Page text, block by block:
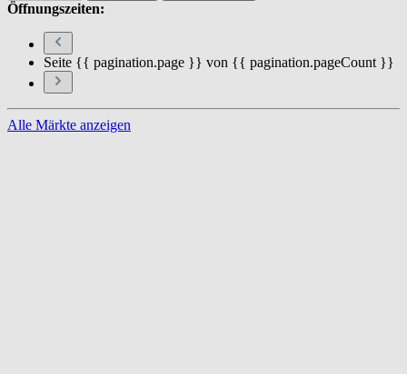
Öffnungszeiten:
Seite {{ pagination.page }} von {{ pagination.pageCount }}
Alle Märkte anzeigen